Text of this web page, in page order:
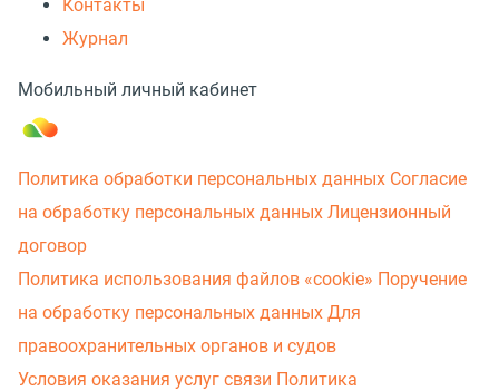
Контакты
Журнал
Мобильный личный кабинет
Политика обработки персональных данных Согласие
на обработку персональных данных Лицензионный
договор
Политика использования файлов «cookie» Поручение
на обработку персональных данных Для
правоохранительных органов и судов
Условия оказания услуг связи Политика